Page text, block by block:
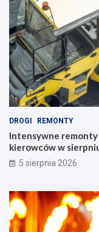
DROGI REMONTY
Intensywne remonty
kierowców w
5 sierpnia 2026